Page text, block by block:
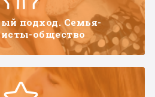
подход. Семья-
общество